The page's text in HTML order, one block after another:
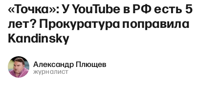
«Точка»: У YouTube в РФ есть 5
лет? Прокуратура поправила
Kandinsky
Александр Плющев
журналист